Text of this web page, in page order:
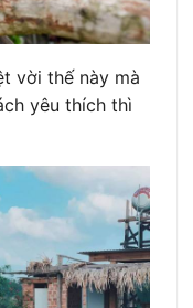
vời thế này mà
yêu thích thì